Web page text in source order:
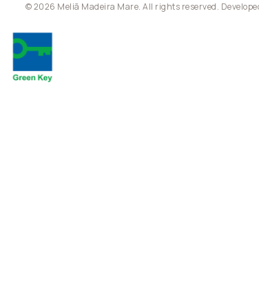
© 2026 Meliã Madeira Mare. All rights reserved.